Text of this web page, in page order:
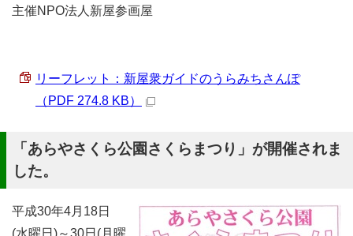
主催NPO法人新屋参画屋
リーフレット：新屋衆ガイドのうらみちさんぽ
（PDF 274.8 KB）
「あらやさくら公園さくらまつり」が開催されま
した。
平成30年4月18日
(水曜日)～30日(月曜